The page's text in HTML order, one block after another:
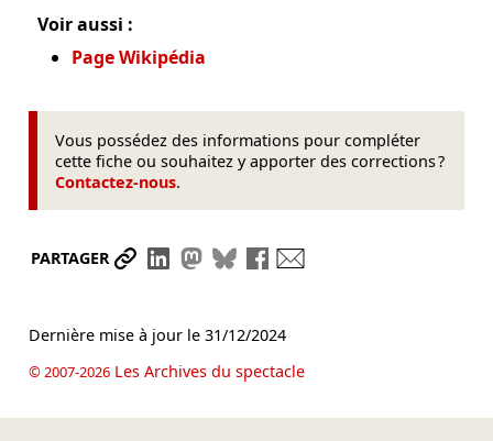
Voir aussi :
Page Wikipédia
Vous possédez des informations pour compléter
cette fiche ou souhaitez y apporter des corrections ?
Contactez-nous.
PARTAGER Partager le lien
Partager sur LinkedIn
Partager sur Mastodon
Partager sur Bluesky
Partager sur Facebook
Dernière mise à jour le 31/12/2024
© 2007-2026Les Archives du spectacle